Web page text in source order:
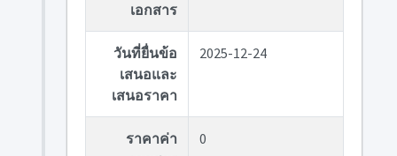
เอกสาร
วันที่ยื่นข้อ
เสนอและ
เสนอราคา
2025-12-24
ราคาค่า
0